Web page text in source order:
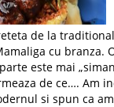
de la
cu branza.
este mai
de ce…. Am
si spun ca